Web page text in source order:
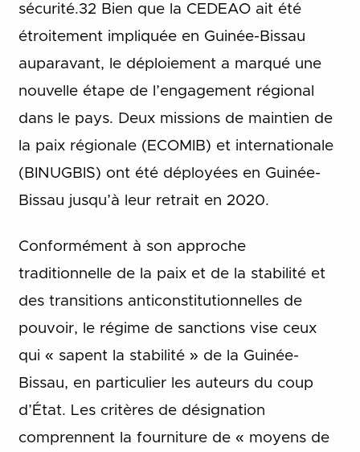
sécurité.32 Bien que la CEDEAO ait été
étroitement impliquée en Guinée-Bissau
auparavant, le déploiement a marqué une
nouvelle étape de l’engagement régional
dans le pays. Deux missions de maintien de
la paix régionale (ECOMIB) et internationale
(BINUGBIS) ont été déployées en Guinée-
Bissau jusqu’à leur retrait en 2020.
Conformément à son approche
traditionnelle de la paix et de la stabilité et
des transitions anticonstitutionnelles de
pouvoir, le régime de sanctions vise ceux
qui « sapent la stabilité » de la Guinée-
Bissau, en particulier les auteurs du coup
d’État. Les critères de désignation
comprennent la fourniture de « moyens de